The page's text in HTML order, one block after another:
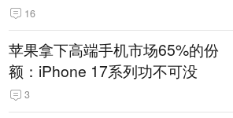
回美国
16
苹果拿下高端手机市场65%的份
额：iPhone 17系列功不可没
3